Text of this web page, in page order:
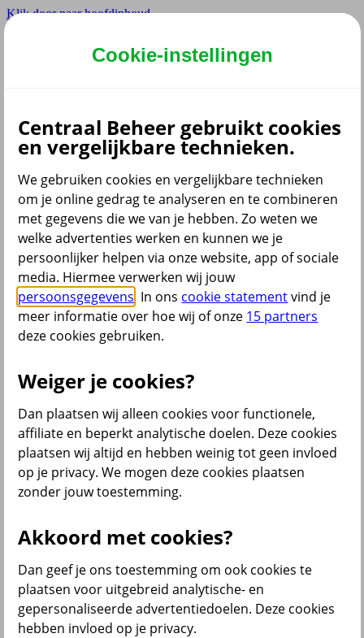
Klik door naar hoofdinhoud
Hoofdmenu navigatie zakelijk
Adviseur
Partner
Producten
Thema's Service & contact
terug
Cookie-instellingen
Centraal Beheer gebruikt cookies
en vergelijkbare technieken.
We gebruiken cookies en vergelijkbare technieken
om je online gedrag te analyseren en te combineren
met gegevens die we van je hebben. Zo weten we
welke advertenties werken en kunnen we je
persoonlijker helpen via onze website, app of sociale
media. Hiermee verwerken wij jouw
persoonsgegevens . In ons cookie statementvind je
meer informatie over hoe wij of onze 15 partners
deze cookies gebruiken.
Weiger je cookies?
Dan plaatsen wij alleen cookies voor functionele,
affiliate en beperkt analytische doelen. Deze cookies
plaatsen wij altijd en hebben weinig tot geen invloed
op je privacy. We mogen deze cookies plaatsen
zonder jouw toestemming.
Akkoord met cookies?
Dan geef je ons toestemming om ook cookies te
plaatsen voor uitgebreid analytische- en
gepersonaliseerde advertentiedoelen. Deze cookies
hebben invloed op je privacy.